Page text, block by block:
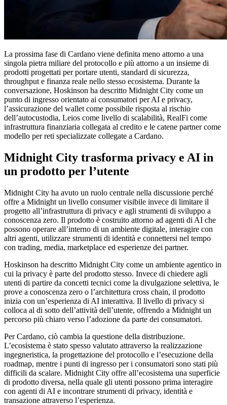
La prossima fase di Cardano viene definita meno attorno a una
singola pietra miliare del protocollo e più attorno a un insieme di
prodotti progettati per portare utenti, standard di sicurezza,
throughput e finanza reale nello stesso ecosistema. Durante la
conversazione, Hoskinson ha descritto Midnight City come un
punto di ingresso orientato ai consumatori per AI e privacy,
l’assicurazione del wallet come possibile risposta al rischio
dell’autocustodia, Leios come livello di scalabilità, RealFi come
infrastruttura finanziaria collegata al credito e le catene partner come
modello per reti specializzate collegate a Cardano.
Midnight City trasforma privacy e AI in
un prodotto per l’utente
Midnight City ha avuto un ruolo centrale nella discussione perché
offre a Midnight un livello consumer visibile invece di limitare il
progetto all’infrastruttura di privacy e agli strumenti di sviluppo a
conoscenza zero. Il prodotto è costruito attorno ad agenti di AI che
possono operare all’interno di un ambiente digitale, interagire con
altri agenti, utilizzare strumenti di identità e connettersi nel tempo
con trading, media, marketplace ed esperienze dei partner.
Hoskinson ha descritto Midnight City come un ambiente agentico in
cui la privacy è parte del prodotto stesso. Invece di chiedere agli
utenti di partire da concetti tecnici come la divulgazione selettiva, le
prove a conoscenza zero o l’architettura cross chain, il prodotto
inizia con un’esperienza di AI interattiva. Il livello di privacy si
colloca al di sotto dell’attività dell’utente, offrendo a Midnight un
percorso più chiaro verso l’adozione da parte dei consumatori.
Per Cardano, ciò cambia la questione della distribuzione.
L’ecosistema è stato spesso valutato attraverso la realizzazione
ingegneristica, la progettazione del protocollo e l’esecuzione della
roadmap, mentre i punti di ingresso per i consumatori sono stati più
difficili da scalare. Midnight City offre all’ecosistema una superficie
di prodotto diversa, nella quale gli utenti possono prima interagire
con agenti di AI e incontrare strumenti di privacy, identità e
transazione attraverso l’esperienza.